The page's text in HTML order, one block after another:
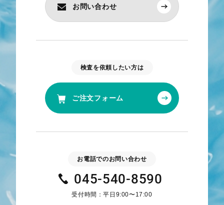
お問い合わせ
検査を依頼したい方は
ご注文フォーム
お電話でのお問い合わせ
045-540-8590
受付時間：平日9:00〜17:00